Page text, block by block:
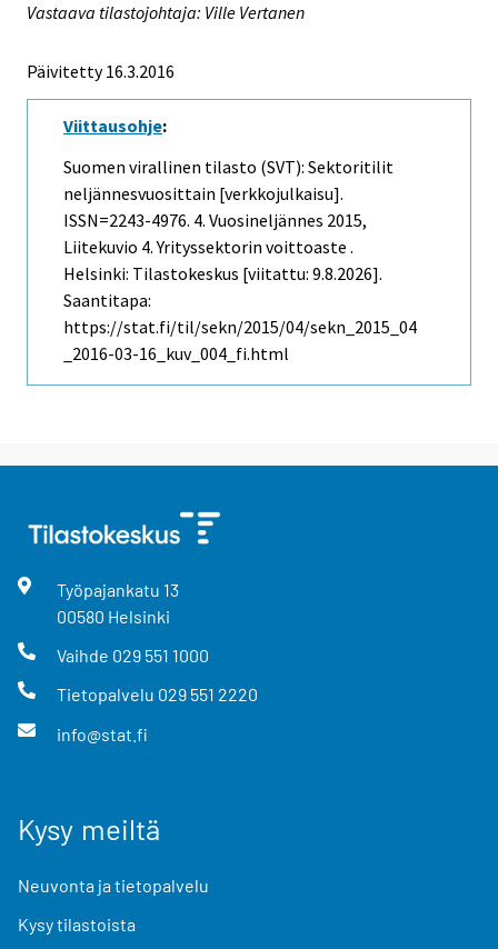
Vastaava tilastojohtaja: Ville Vertanen
Päivitetty 16.3.2016
Viittausohje:
Suomen virallinen tilasto (SVT): Sektoritilit
neljännesvuosittain [verkkojulkaisu].
ISSN=2243-4976. 4. Vuosineljännes 2015,
Liitekuvio 4. Yrityssektorin voittoaste .
Helsinki: Tilastokeskus [viitattu: 9.8.2026].
Saantitapa:
https://stat.fi/til/sekn/2015/04/sekn_2015_04
_2016-03-16_kuv_004_fi.html
Työpajankatu 13
00580 Helsinki
Vaihde 029 551 1000
Tietopalvelu 029 551 2220
info@stat.fi
Kysy meiltä
Neuvonta ja tietopalvelu
Kysy tilastoista